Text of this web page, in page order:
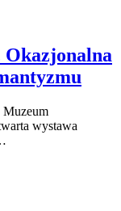
Muzeum
wystawa